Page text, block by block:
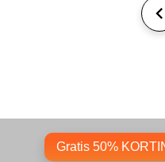
Gratis 50%